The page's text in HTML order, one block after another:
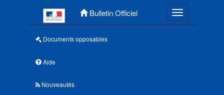
Bulletin Officiel Toggle
Documents opposables
Aide
Nouveautés